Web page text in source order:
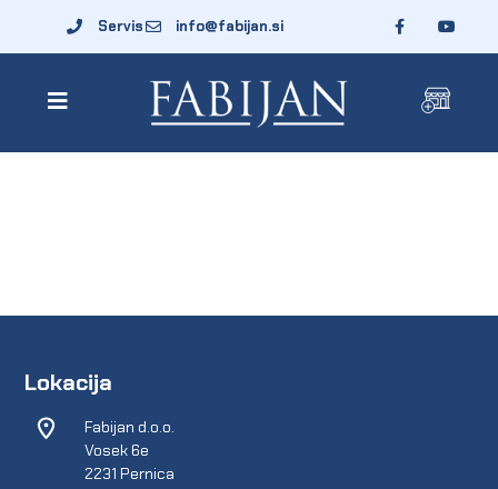
Servis info@fabijan.si
Lokacija
Fabijan d.o.o.
Vosek 6e
2231 Pernica